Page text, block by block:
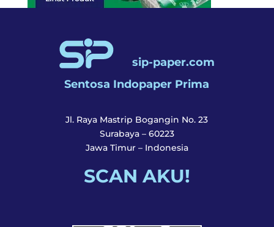
sip-paper.com
Sentosa Indopaper Prima
Jl. Raya Mastrip Bogangin No. 23
Surabaya – 60223
Jawa Timur – Indonesia
SCAN AKU!